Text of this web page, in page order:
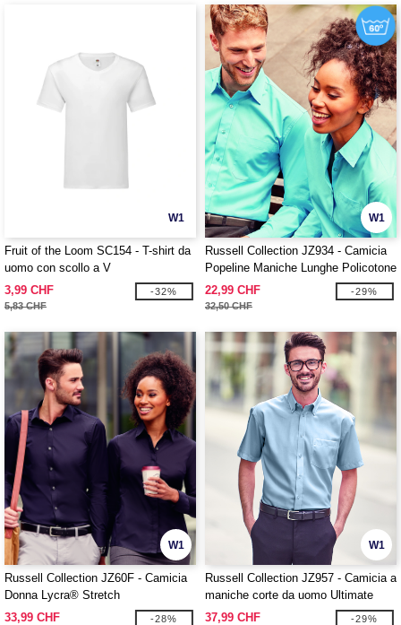
W1
Fruit of the Loom SC154 - T-shirt da
uomo con scollo a V
3,99 CHF
5,83 CHF
-32%
W1
Russell Collection JZ934 - Camicia
Popeline Maniche Lunghe Policotone
Facile Cura Uomo
22,99 CHF
32,50 CHF
-29%
W1
Russell Collection JZ60F - Camicia
Donna Lycra® Stretch
33,99 CHF
-28%
W1
Russell Collection JZ957 - Camicia a
maniche corte da uomo Ultimate
Non-Iron
37,99 CHF -29%